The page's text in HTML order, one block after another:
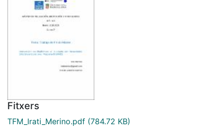
Fitxers
TFM_Irati_Merino.pdf (784.72 KB)